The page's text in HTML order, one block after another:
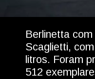
Berlinetta
Scaglietti,
litros. Foram
512